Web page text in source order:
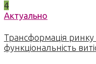
4
Актуально
Трансформація ринку
функціональність